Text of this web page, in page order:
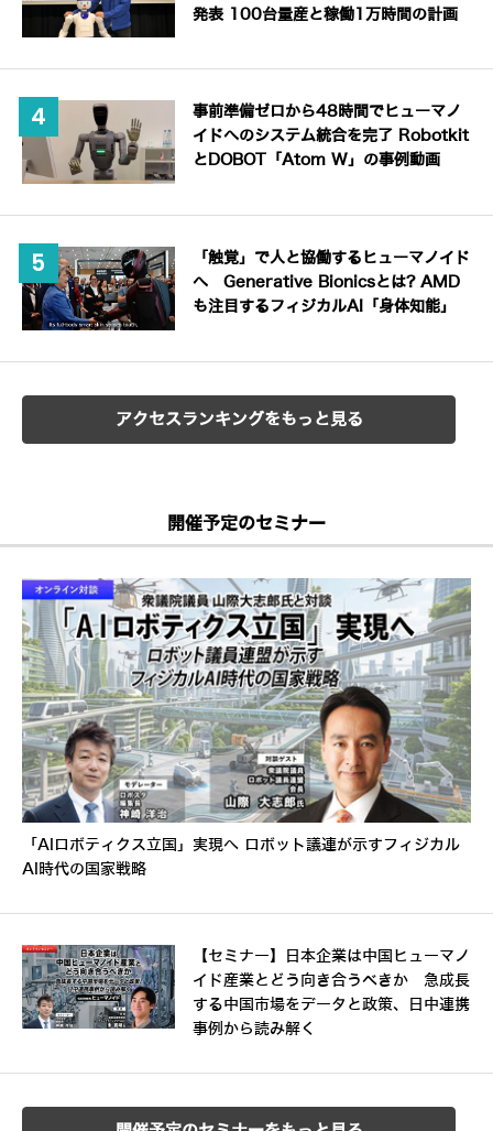
発表 100台量産と稼働1万時間の計画
事前準備ゼロから48時間でヒューマノ
イドへのシステム統合を完了 Robotkit
とDOBOT「Atom W」の事例動画
「触覚」で人と協働するヒューマノイド
へ Generative Bionicsとは? AMD
も注目するフィジカルAI「身体知能」
アクセスランキングをもっと見る
開催予定のセミナー
「AIロボティクス立国」実現へ ロボット議連が示すフィジカル
AI時代の国家戦略
【セミナー】日本企業は中国ヒューマノ
イド産業とどう向き合うべきか 急成長
する中国市場をデータと政策、日中連携
事例から読み解く